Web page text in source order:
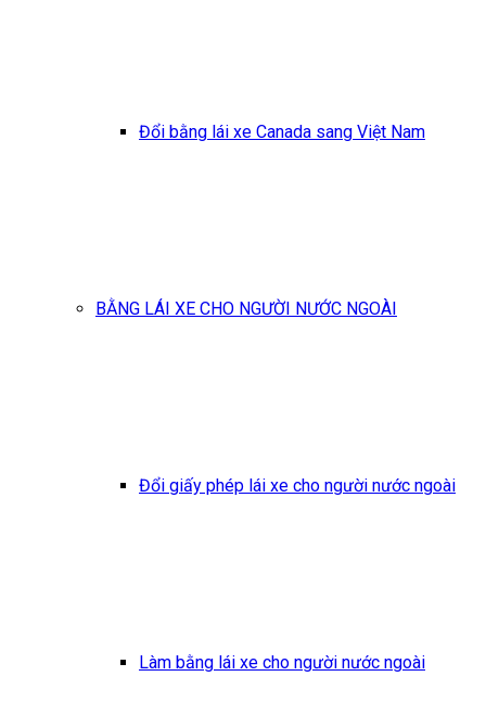
Đổi bằng lái xe Canada sang Việt Nam
BẰNG LÁI XE CHO NGƯỜI NƯỚC NGOÀI
Đổi giấy phép lái xe cho người nước ngoài
Làm bằng lái xe cho người nước ngoài